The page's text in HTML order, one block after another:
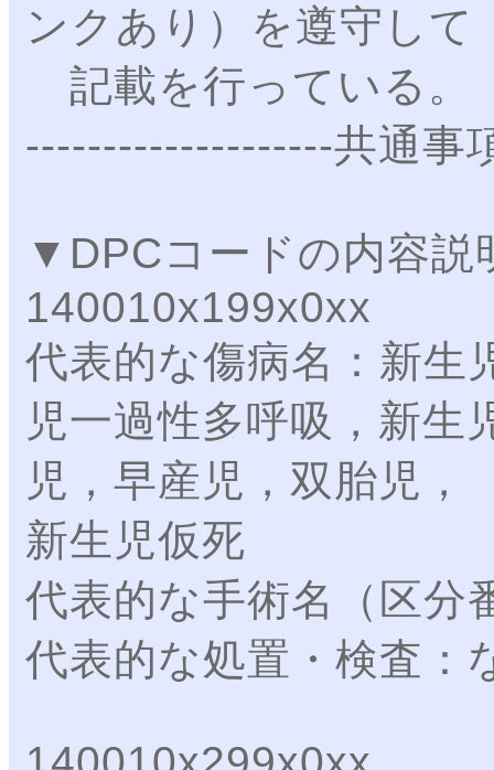
ンクあり）を遵守して
記載を行っている。
--------------------共通事
▼DPCコードの内容
140010x199x0xx
代表的な傷病名：新生
児一過性多呼吸，新生
児，早産児，双胎児，
新生児仮死
代表的な手術名（区分
代表的な処置・検査：